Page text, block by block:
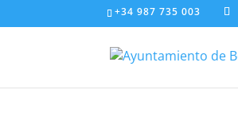
+34 987 735 003